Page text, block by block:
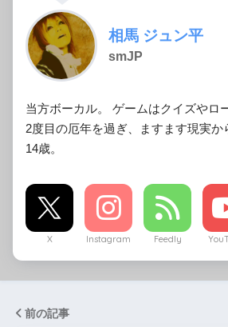
相馬 ジュン平
smJP
当方ボーカル。 ゲームはクイズやロ
2度目の厄年を過ぎ、ますます現実
14歳。
X Instagram Feedly
前の記事